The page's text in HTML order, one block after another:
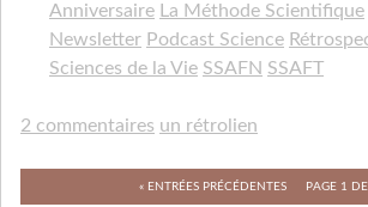
Anniversaire La Méthode Scientifique
Newsletter Podcast Science
Sciences de la Vie SSAFN SSAFT
2 commentaires un rétrolien
« ENTRÉES PRÉCÉDENTES PAGE 1